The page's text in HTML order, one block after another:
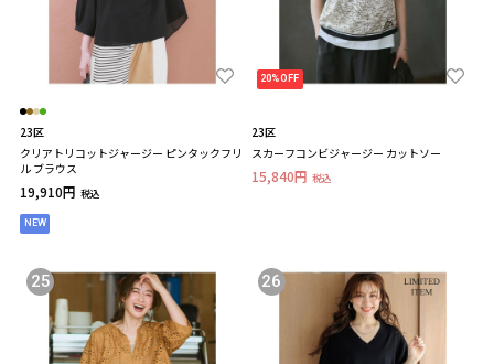
23区
クリアトリコットジャージー ピンタックフリ
ル ブラウス
19,910円 税込
NEW
20%OFF
23区
スカーフコンビジャージー カットソー
15,840円 税込
25 26